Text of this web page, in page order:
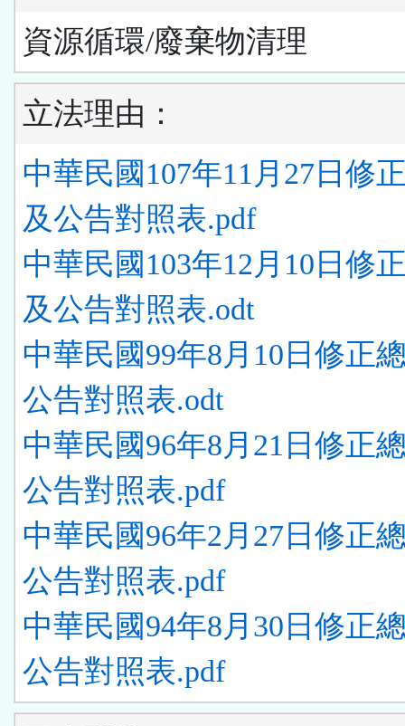
資源循環/廢棄物清理
立法理由：
中華民國107年11月27日修
及公告對照表.pdf
中華民國103年12月10日修
及公告對照表.odt
中華民國99年8月10日修正
公告對照表.odt
中華民國96年8月21日修正
公告對照表.pdf
中華民國96年2月27日修正
公告對照表.pdf
中華民國94年8月30日修正
公告對照表.pdf